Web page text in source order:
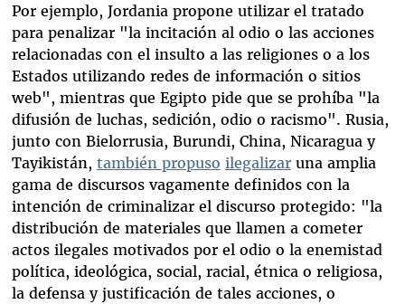
Por ejemplo, Jordania propone utilizar el tratado
para penalizar "la incitación al odio o las acciones
relacionadas con el insulto a las religiones o a los
Estados utilizando redes de información o sitios
web", mientras que Egipto pide que se prohíba "la
difusión de luchas, sedición, odio o racismo". Rusia,
junto con Bielorrusia, Burundi, China, Nicaragua y
Tayikistán, también propuso ilegalizaruna amplia
gama de discursos vagamente definidos con la
intención de criminalizar el discurso protegido: "la
distribución de materiales que llamen a cometer
actos ilegales motivados por el odio o la enemistad
política, ideológica, social, racial, étnica o religiosa,
la defensa y justificación de tales acciones, o